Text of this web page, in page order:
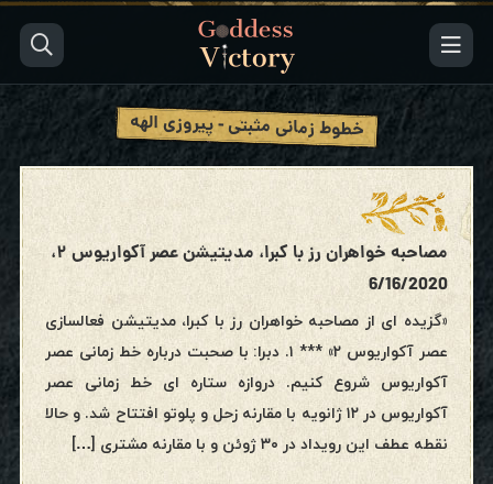
خطوط زمانی مثبتی - پیروزی الهه
مصاحبه خواهران رز با کبرا، مدیتیشن عصر آکواریوس ۲،
6/16/2020
«گزیده ای از مصاحبه خواهران رز با کبرا، مدیتیشن فعالسازی
عصر آکواریوس ۲» *** ۱. دبرا: با صحبت درباره خط زمانی عصر
آکواریوس شروع کنیم. دروازه ستاره ای خط زمانی عصر
آکواریوس در ۱۲ ژانویه با مقارنه زحل و پلوتو افتتاح شد. و حالا
نقطه عطف این رویداد در ۳۰ ژوئن و با مقارنه مشتری […]